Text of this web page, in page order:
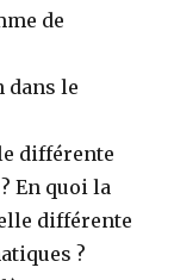
suites en
J’ai fait
un
en
choix
et
pour une
de
dans le
différente
En quoi la
différente
?